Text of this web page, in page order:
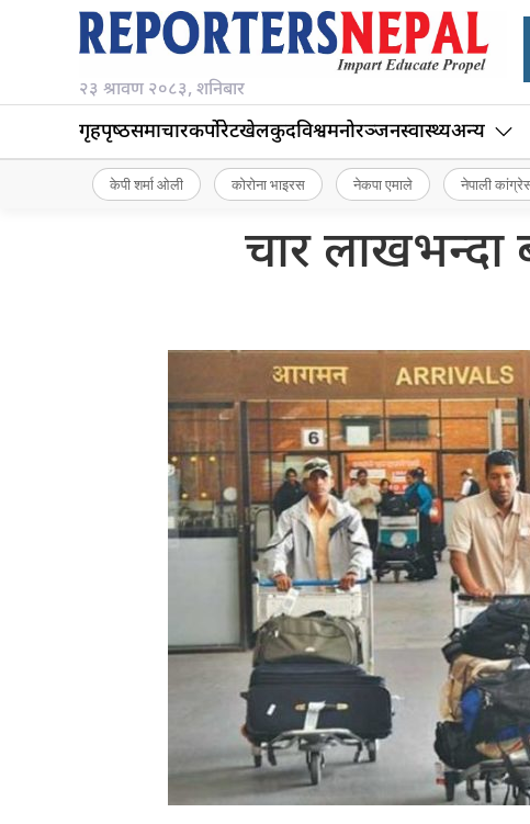
२३ श्रावण २०८३, शनिबार
गृहपृष्‍ठसमाचारकर्पोरेटखेलकुदविश्वमनोरञ्जनस्वास्थ्यअन्य
केपी शर्मा ओली कोरोना भाइरस नेकपा एमाले नेपाली
चार लाखभन्दा